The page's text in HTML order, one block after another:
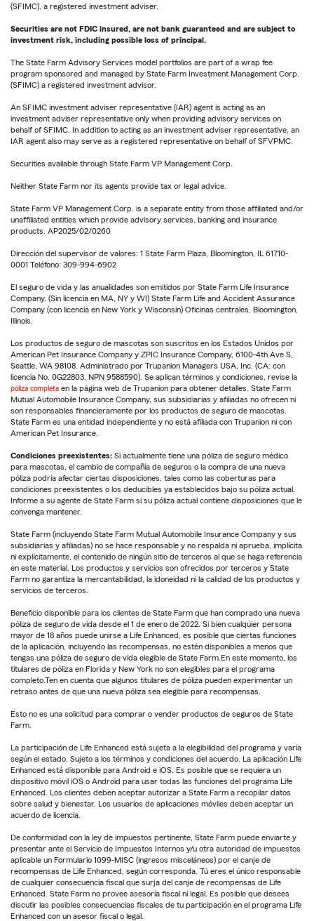
(SFIMC), a registered investment adviser.
Securities are not FDIC insured, are not bank guaranteed and are subject to
investment risk, including possible loss of principal.
The State Farm Advisory Services model portfolios are part of a wrap fee
program sponsored and managed by State Farm Investment Management Corp.
(SFIMC) a registered investment advisor.
An SFIMC investment adviser representative (IAR) agent is acting as an
investment adviser representative only when providing advisory services on
behalf of SFIMC. In addition to acting as an investment adviser representative, an
IAR agent also may serve as a registered representative on behalf of SFVPMC.
Securities available through State Farm VP Management Corp.
Neither State Farm nor its agents provide tax or legal advice.
State Farm VP Management Corp. is a separate entity from those affiliated and/or
unaffiliated entities which provide advisory services, banking and insurance
products. AP2025/02/0260
Dirección del supervisor de valores: 1 State Farm Plaza, Bloomington, IL 61710-
0001 Teléfono: 309-994-6902
El seguro de vida y las anualidades son emitidos por State Farm Life Insurance
Company. (Sin licencia en MA, NY y WI) State Farm Life and Accident Assurance
Company (con licencia en New York y Wisconsin) Oficinas centrales, Bloomington,
Illinois.
Los productos de seguro de mascotas son suscritos en los Estados Unidos por
American Pet Insurance Company y ZPIC Insurance Company, 6100-4th Ave S,
Seattle, WA 98108. Administrado por Trupanion Managers USA, Inc. (CA: con
licencia No. 0G22803, NPN 9588590). Se aplican términos y condiciones, revise la
póliza completa en la página web de Trupanion para obtener detalles. State Farm
Mutual Automobile Insurance Company, sus subsidiarias y afiliadas no ofrecen ni
son responsables financieramente por los productos de seguro de mascotas.
State Farm es una entidad independiente y no está afiliada con Trupanion ni con
American Pet Insurance.
Condiciones preexistentes: Si actualmente tiene una póliza de seguro médico
para mascotas, el cambio de compañía de seguros o la compra de una nueva
póliza podría afectar ciertas disposiciones, tales como las coberturas para
condiciones preexistentes o los deducibles ya establecidos bajo su póliza actual.
Informe a su agente de State Farm si su póliza actual contiene disposiciones que le
convenga mantener.
State Farm (incluyendo State Farm Mutual Automobile Insurance Company y sus
subsidiarias y afiliadas) no se hace responsable y no respalda ni aprueba, implícita
ni explícitamente, el contenido de ningún sitio de terceros al que se haga referencia
en este material. Los productos y servicios son ofrecidos por terceros y State
Farm no garantiza la mercantabilidad, la idoneidad ni la calidad de los productos y
servicios de terceros.
Beneficio disponible para los clientes de State Farm que han comprado una nueva
póliza de seguro de vida desde el 1 de enero de 2022. Si bien cualquier persona
mayor de 18 años puede unirse a Life Enhanced, es posible que ciertas funciones
de la aplicación, incluyendo las recompensas, no estén disponibles a menos que
tengas una póliza de seguro de vida elegible de State Farm.En este momento, los
titulares de póliza en Florida y New York no son elegibles para el programa
completo.Ten en cuenta que algunos titulares de póliza pueden experimentar un
retraso antes de que una nueva póliza sea elegible para recompensas.
Esto no es una solicitud para comprar o vender productos de seguros de State
Farm.
La participación de Life Enhanced está sujeta a la elegibilidad del programa y varía
según el estado. Sujeto a los términos y condiciones del acuerdo. La aplicación Life
Enhanced está disponible para Android e iOS. Es posible que se requiera un
dispositivo móvil iOS o Android para usar todas las funciones del programa Life
Enhanced. Los clientes deben aceptar autorizar a State Farm a recopilar datos
sobre salud y bienestar. Los usuarios de aplicaciones móviles deben aceptar un
acuerdo de licencia.
De conformidad con la ley de impuestos pertinente, State Farm puede enviarte y
presentar ante el Servicio de Impuestos Internos y/u otra autoridad de impuestos
aplicable un Formulario 1099-MISC (ingresos misceláneos) por el canje de
recompensas de Life Enhanced, según corresponda. Tú eres el único responsable
de cualquier consecuencia fiscal que surja del canje de recompensas de Life
Enhanced. State Farm no provee asesoría fiscal ni legal. Es posible que desees
discutir las posibles consecuencias fiscales de tu participación en el programa Life
Enhanced con un asesor fiscal o legal.